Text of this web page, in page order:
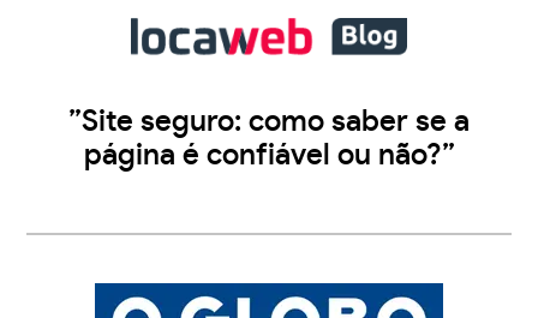
”Site seguro: como saber se a
página é confiável ou não?”